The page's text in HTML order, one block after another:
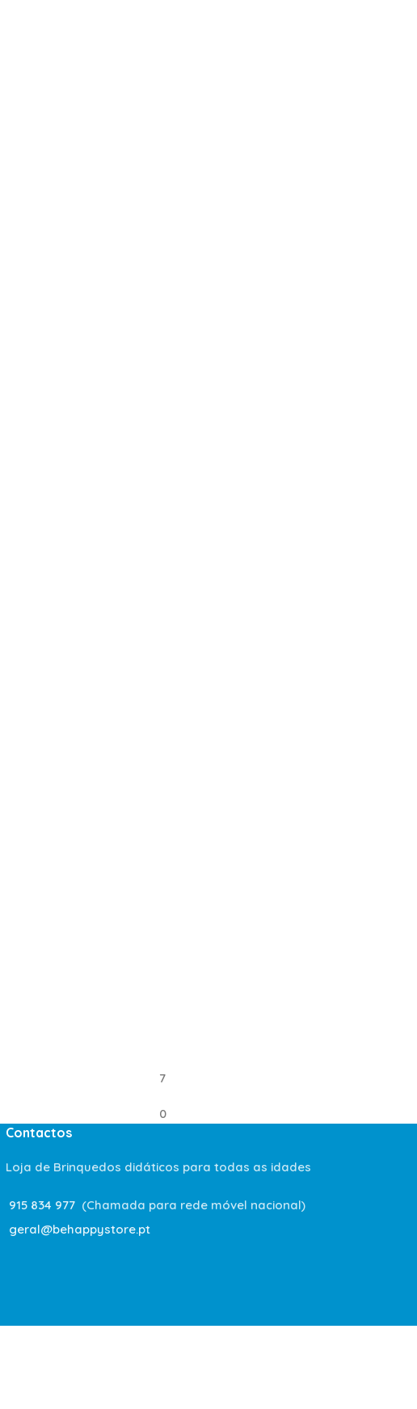
7
0
Contactos
Loja de Brinquedos didáticos para todas as idades
915 834 977 (Chamada para rede móvel nacional)
geral@behappystore.pt